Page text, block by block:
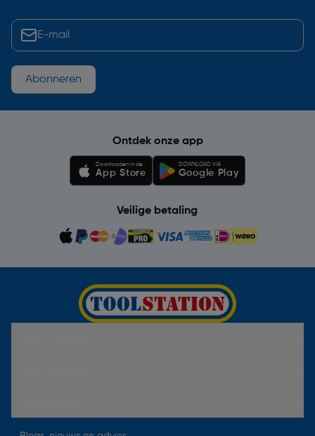
Abonneren
Ontdek onze app
Downloaden in de
App Store
DOWNLOAD VIA
Google Play
Veilige betaling